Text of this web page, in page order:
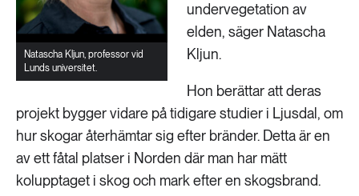
Natascha Kljun, professor vid
Lunds universitet.
undervegetation av
elden, säger Natascha
Kljun.
Hon berättar att deras
projekt bygger vidare på tidigare studier i Ljusdal, om
hur skogar återhämtar sig efter bränder. Detta är en
av ett fåtal platser i Norden där man har mätt
kolupptaget i skog och mark efter en skogsbrand.